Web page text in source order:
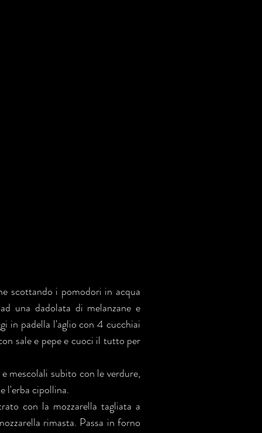
scottando i pomodori in acqua
una dadolata di melanzane e
in padella l'aglio con 4 cucchiai
sale e pepe e cuoci il tutto per
mescolali subito con le verdure,
l'erba cipollina.
con la mozzarella tagliata a
rimasta. Passa in forno